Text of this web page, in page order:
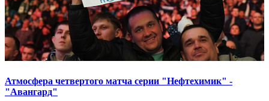
Атмосфера четвертого матча серии "Нефтехимик" -
"Авангард"